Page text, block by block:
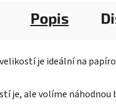
Popis
je ideální na
je, ale volíme